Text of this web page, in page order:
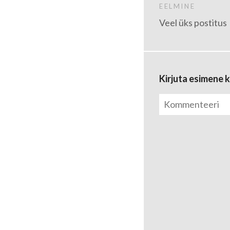
EELMINE
Veel üks postitus
Kirjuta esimene